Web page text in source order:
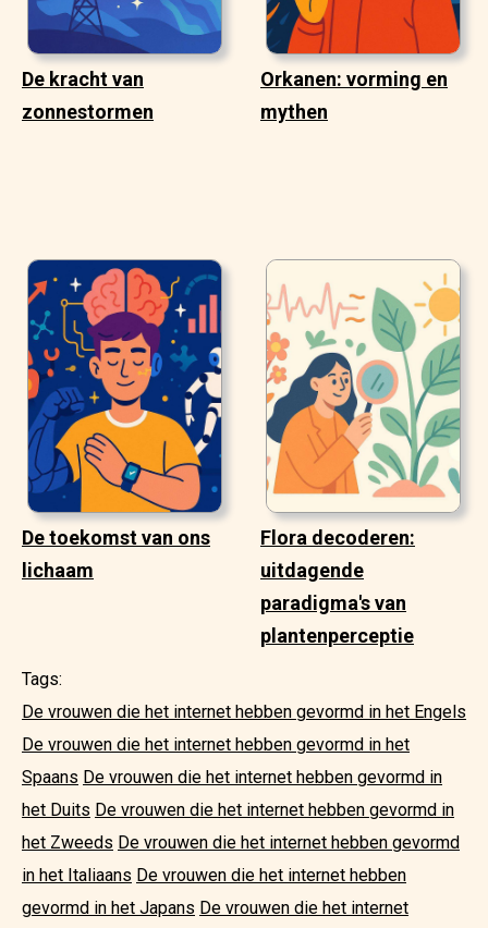
De kracht van
zonnestormen
Orkanen: vorming en
mythen
De toekomst van ons
lichaam
Flora decoderen:
uitdagende
paradigma's van
plantenperceptie
Tags:
De vrouwen die het internet hebben gevormd in het Engels
De vrouwen die het internet hebben gevormd in het
Spaans De vrouwen die het internet hebben gevormd in
het Duits De vrouwen die het internet hebben gevormd in
het Zweeds De vrouwen die het internet hebben gevormd
in het Italiaans De vrouwen die het internet hebben
gevormd in het Japans De vrouwen die het internet